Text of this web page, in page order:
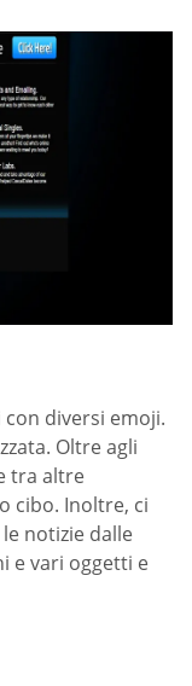
diversi emoji.
Oltre agli
tra altre
cibo. Inoltre, ci
notizie dalle
e vari oggetti e